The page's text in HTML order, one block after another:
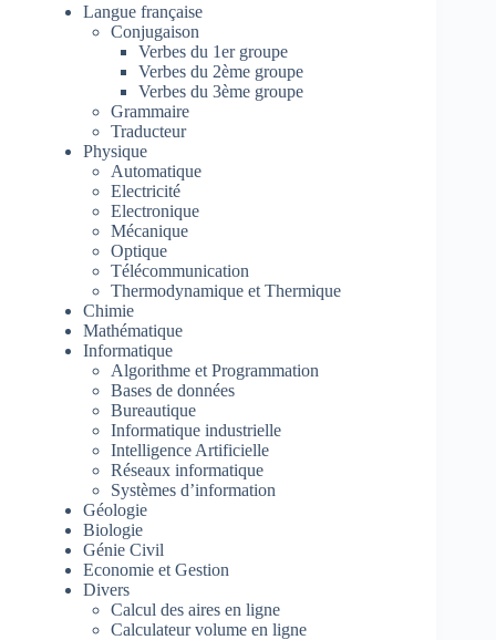
Langue française
Conjugaison
Verbes du 1er groupe
Verbes du 2ème groupe
Verbes du 3ème groupe
Grammaire
Traducteur
Physique
Automatique
Electricité
Electronique
Mécanique
Optique
Télécommunication
Thermodynamique et Thermique
Chimie
Mathématique
Informatique
Algorithme et Programmation
Bases de données
Bureautique
Informatique industrielle
Intelligence Artificielle
Réseaux informatique
Systèmes d’information
Géologie
Biologie
Génie Civil
Economie et Gestion
Divers
Calcul des aires en ligne
Calculateur volume en ligne